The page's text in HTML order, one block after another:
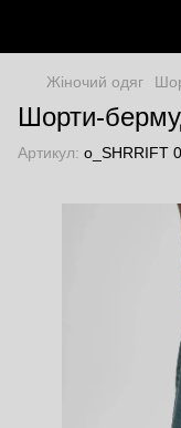
Жіночий одяг
Шорти-
Артикул: o_SHRRIFT